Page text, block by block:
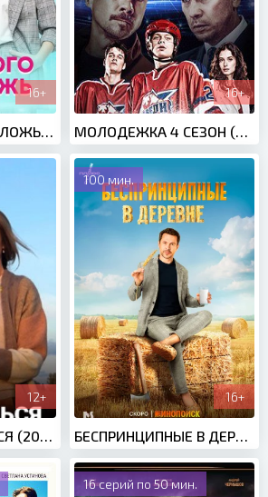
16+ 16+
12+
С КЕМ ПОВЕДЕШЬСЯ (2021)
100 мин.
16+
БЕСПРИНЦИПНЫЕ В ДЕРЕВНЕ (2023)
16 серий по 50 мин.